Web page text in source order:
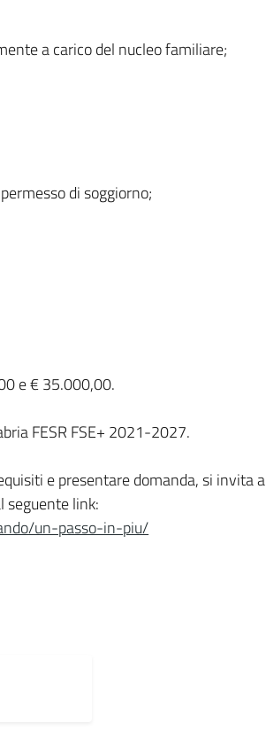
a carico del nucleo familiare;
di soggiorno;
e € 35.000,00.
FESR FSE+ 2021-2027.
e presentare domanda, si invita a
seguente link:
un-passo-in-piu/